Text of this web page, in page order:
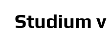
Studium